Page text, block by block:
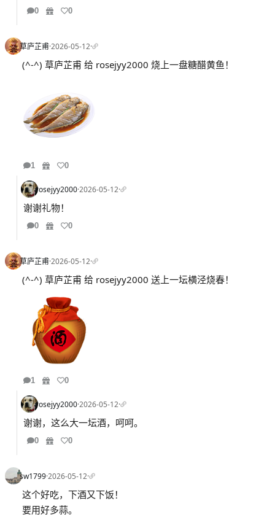
0 0
草庐芷甫·2026-05-12·
(^-^) 草庐芷甫 给 rosejyy2000 烧上一盘糖醋黄鱼！
1 0
rosejyy2000·2026-05-12·
谢谢礼物！
0 0
草庐芷甫·2026-05-12·
(^-^) 草庐芷甫 给 rosejyy2000 送上一坛横泾烧春！
1 0
rosejyy2000·2026-05-12·
谢谢，这么大一坛酒，呵呵。
0 0
sw1799·2026-05-12·
这个好吃，下酒又下饭！
要用好多蒜。